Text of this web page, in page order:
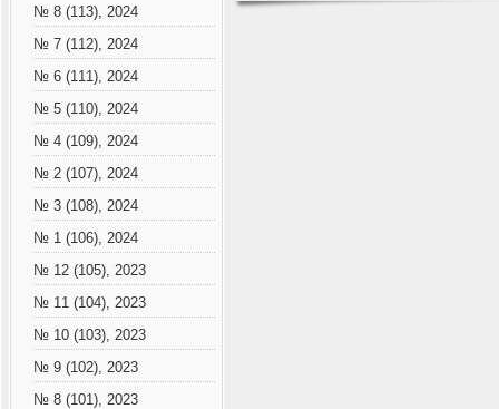
№ 8 (113), 2024
№ 7 (112), 2024
№ 6 (111), 2024
№ 5 (110), 2024
№ 4 (109), 2024
№ 2 (107), 2024
№ 3 (108), 2024
№ 1 (106), 2024
№ 12 (105), 2023
№ 11 (104), 2023
№ 10 (103), 2023
№ 9 (102), 2023
№ 8 (101), 2023